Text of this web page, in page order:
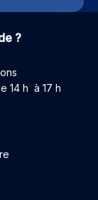
?
14 h à 17 h